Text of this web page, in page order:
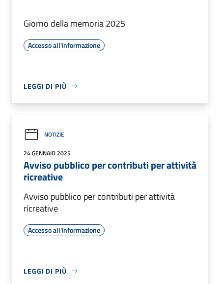
Giorno della memoria 2025
Accesso all'informazione
LEGGI DI PIÙ
NOTIZIE
24 GENNAIO 2025
Avviso pubblico per contributi per attività
ricreative
Avviso pubblico per contributi per attività
ricreative
Accesso all'informazione
LEGGI DI PIÙ